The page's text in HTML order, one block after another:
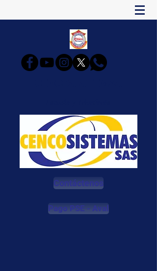
Contáctenos
Pago PSE - Aval